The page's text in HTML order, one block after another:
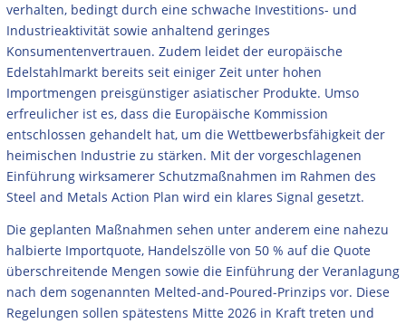
verhalten, bedingt durch eine schwache Investitions- und
Industrieaktivität sowie anhaltend geringes
Konsumentenvertrauen. Zudem leidet der europäische
Edelstahlmarkt bereits seit einiger Zeit unter hohen
Importmengen preisgünstiger asiatischer Produkte. Umso
erfreulicher ist es, dass die Europäische Kommission
entschlossen gehandelt hat, um die Wettbewerbsfähigkeit der
heimischen Industrie zu stärken. Mit der vorgeschlagenen
Einführung wirksamerer Schutzmaßnahmen im Rahmen des
Steel and Metals Action Plan wird ein klares Signal gesetzt.
Die geplanten Maßnahmen sehen unter anderem eine nahezu
halbierte Importquote, Handelszölle von 50 % auf die Quote
überschreitende Mengen sowie die Einführung der Veranlagung
nach dem sogenannten Melted-and-Poured-Prinzips vor. Diese
Regelungen sollen spätestens Mitte 2026 in Kraft treten und